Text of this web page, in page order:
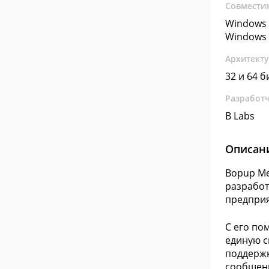
Windows
Windows
32 и 64
B Labs
Bopup
С его
единую